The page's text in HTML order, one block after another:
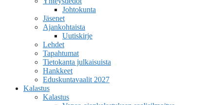
Johtokunta
Jäsenet
Ajankohtaista
Uutiskirje
Lehdet
Tapahtumat
Tietokanta julkaisuista
Hankkeet
Eduskuntavaalit 2027
Kalastus
Kalastus